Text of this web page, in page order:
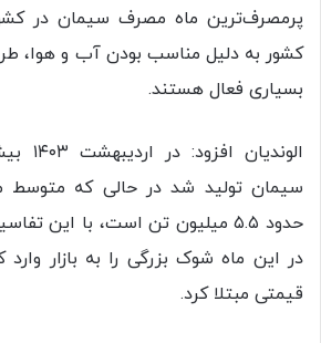
پرمصرف‌ترین ماه مصرف سیمان در
کشور به دلیل مناسب بودن آب و هوا،
بسیاری فعال هستند.
سیمان تولید شد در حالی که متوسط
حدود ۵.۵ میلیون تن است، با این
در این ماه شوک بزرگی را به بازار وارد
قیمتی مبتلا کرد.